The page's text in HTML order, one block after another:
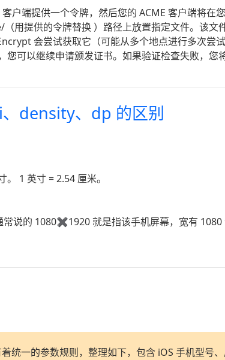
户端提供一个令牌，然后您的 ACME 客户端将在
（用提供的令牌替换 ）路径上放置指定文件。该文
会尝试获取它（可能从多个地点进行多次尝
可以继续申请颁发证书。如果验证检查失败，您
density、dp 的区别
1 英寸 = 2.54 厘米。
说的 1080✖1920 就是指该手机屏幕，宽有
统一的参数规则，整理如下，包含 iOS 手机型号